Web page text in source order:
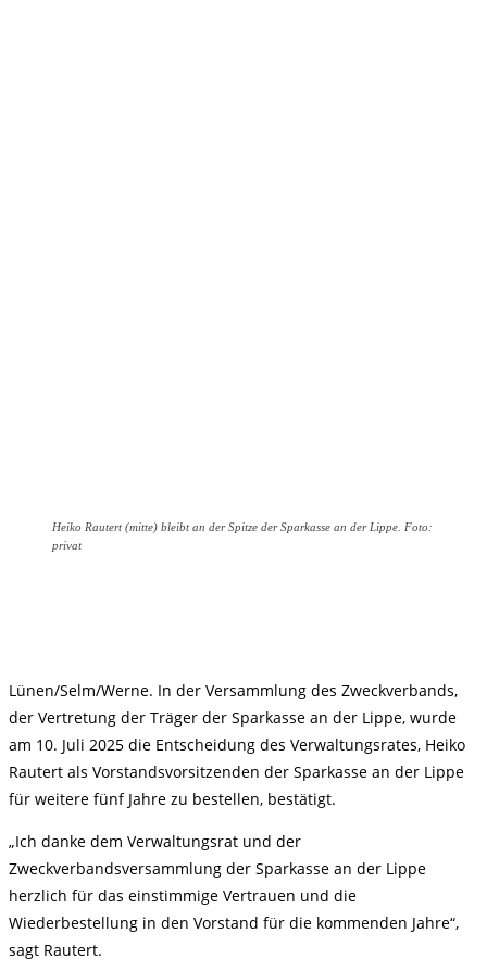
Heiko Rautert (mitte) bleibt an der Spitze der Sparkasse an der Lippe. Foto:
privat
Lünen/Selm/Werne. In der Versammlung des Zweckverbands,
der Vertretung der Träger der Sparkasse an der Lippe, wurde
am 10. Juli 2025 die Entscheidung des Verwaltungsrates, Heiko
Rautert als Vorstandsvorsitzenden der Sparkasse an der Lippe
für weitere fünf Jahre zu bestellen, bestätigt.
„Ich danke dem Verwaltungsrat und der
Zweckverbandsversammlung der Sparkasse an der Lippe
herzlich für das einstimmige Vertrauen und die
Wiederbestellung in den Vorstand für die kommenden Jahre“,
sagt Rautert.